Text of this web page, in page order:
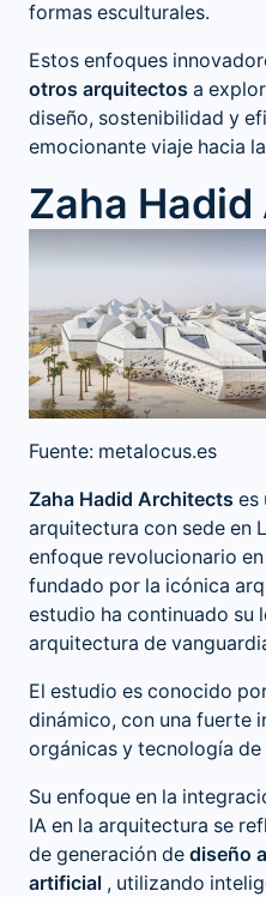
formas esculturales.
Estos enfoques
otros arquitectos a
diseño, sostenibilidad y
emocionante viaje hacia
Zaha
Fuente: metalocus.es
Zaha Hadid Architects es
arquitectura con sede en
enfoque revolucionario en
fundado por la icónica
estudio ha continuado su
arquitectura de
El estudio es conocido
dinámico, con una fuerte
orgánicas y tecnología de
Su enfoque en la
IA en la arquitectura se
de generación de diseño
artificial , utilizando